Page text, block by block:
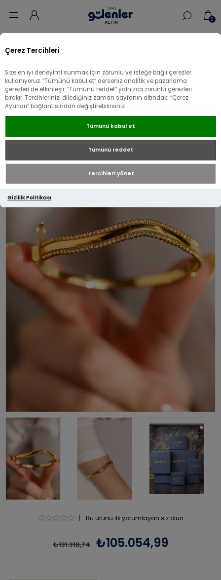
Çerez Tercihleri
Size en iyi deneyimi sunmak için zorunlu ve isteğe bağlı çerezler
kullanıyoruz. “Tümünü kabul et” derseniz analitik ve pazarlama
çerezleri de etkinleşir. “Tümünü reddet” yalnızca zorunlu çerezleri
bırakır. Tercihlerinizi dilediğiniz zaman sayfanın altındaki “Çerez
Ayarları” bağlantısından değiştirebilirsiniz.
Tümünü kabul et
Tümünü reddet
Tercihleri yönet
Gizlilik Politikası
0
22 Ayar Altın Su Yolu Kelepçe
| Bu ürünü ilk yorumlayan siz olun
₺131.318,74 ₺105.054,99